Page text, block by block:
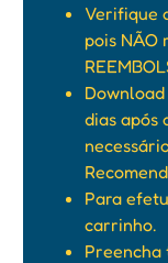
Verifique
pois NÃO
dias após
Para
carrinho.
Preencha